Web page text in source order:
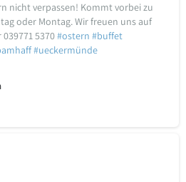
nicht verpassen! Kommt vorbei zu
oder Montag. Wir freuen uns auf
5370#ostern #buffet
#ueckermünde